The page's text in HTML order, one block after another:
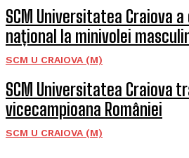
SCM Universitatea Craiova
național la minivolei
SCM U CRAIOVA (M)
SCM Universitatea Craiova
vicecampioana României
SCM U CRAIOVA (M)